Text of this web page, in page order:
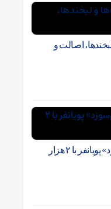
اصالت و
همخوانی سرود «خورشید نمی‌سوزد» پویانفر با ۲ هزار